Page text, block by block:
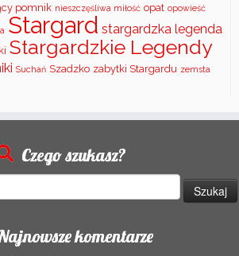
pomnik nieszczęśliwa miłość opat opowieść
Stargard stargardzka legenda
Stargardzkie Legendy
Suchań Szadzko zabytki Stargardu zemsta
Czego szukasz?
komentarze